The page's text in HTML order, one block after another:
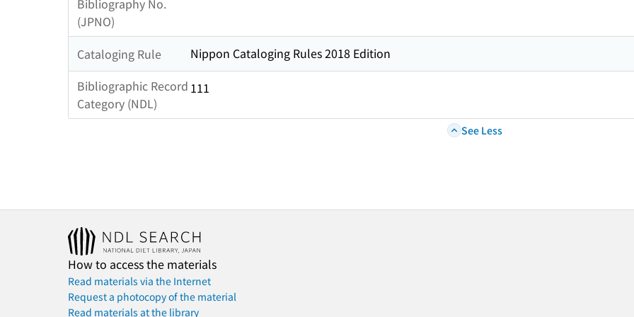
Bibliography No.
(JPNO)
Cataloging Rule
Nippon Cataloging Rules 2018 Edition
Bibliographic Record
Category (NDL)
111
See Less
How to access the materials
Read materials via the Internet
Request a photocopy of the material
Read materials at the library